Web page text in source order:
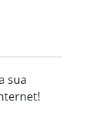
sua